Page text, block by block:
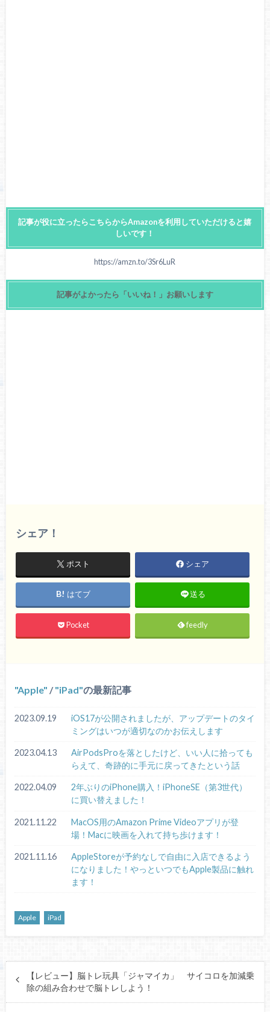
記事が役に立ったらこちらからAmazonを利用していただけると嬉
しいです！
https://amzn.to/3Sr6LuR
記事がよかったら「いいね！」お願いします
シェア！
ポスト シェア
はてブ 送る
Pocket feedly
Apple / iPad の最新記事
2023.09.19
iOS17が公開されましたが、アップデートのタイ
ミングはいつが適切なのかお伝えします
2023.04.13
AirPodsProを落としたけど、いい人に拾っても
らえて、奇跡的に手元に戻ってきたという話
2022.04.09
2年ぶりのiPhone購入！iPhoneSE（第3世代）
に買い替えました！
2021.11.22
MacOS用のAmazon Prime Videoアプリが登
場！Macに映画を入れて持ち歩けます！
2021.11.16
AppleStoreが予約なしで自由に入店できるよう
になりました！やっといつでもApple製品に触れ
ます！
Apple iPad
【レビュー】脳トレ玩具「ジャマイカ」 サイコロを加減乗
除の組み合わせで脳トレしよう！